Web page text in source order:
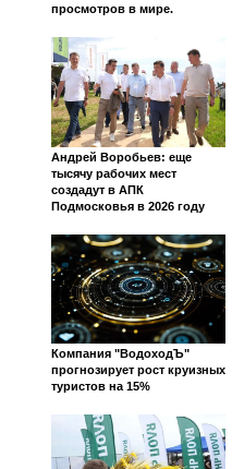
просмотров в мире.
Андрей Воробьев: еще
тысячу рабочих мест
создадут в АПК
Подмосковья в 2026 году
Компания "ВодоходЪ"
прогнозирует рост круизных
туристов на 15%